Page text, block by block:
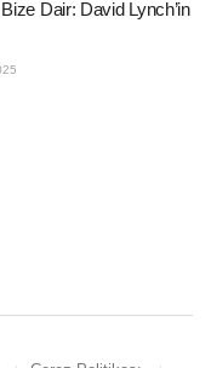
Dair: David Lynch’in